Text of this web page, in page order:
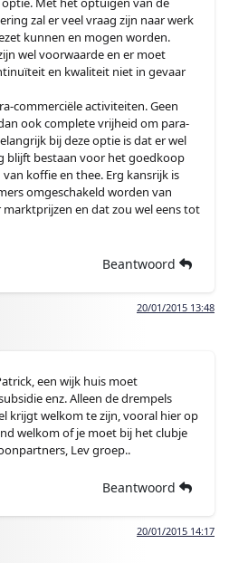
zal er veel vraag zijn naar werk
kunnen en mogen worden.
wel voorwaarde en er moet
en kwaliteit niet in gevaar
commerciële activiteiten. Geen
ook complete vrijheid om para-
bij deze optie is dat er wel
blijft bestaan voor het goedkoop
koffie en thee. Erg kansrijk is
omgeschakeld worden van
en dat zou wel eens tot
Beantwoord
20/01/2015 13:48
een wijk huis moet
enz. Alleen de drempels
krijgt welkom te zijn, vooral hier op
welkom of je moet bij het clubje
Lev groep..
Beantwoord
20/01/2015 14:17